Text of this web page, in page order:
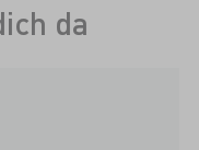
da